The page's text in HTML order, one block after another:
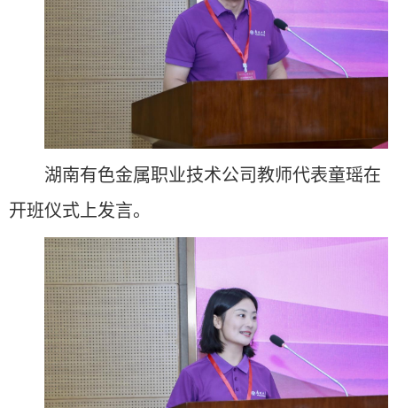
湖南有色金属职业技术公司教师代表童瑶在
开班仪式上发言。